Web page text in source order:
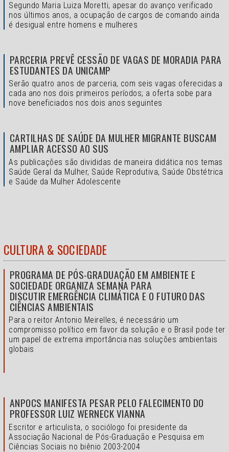
Segundo Maria Luiza Moretti, apesar do avanço verificado
nos últimos anos, a ocupação de cargos de comando ainda
é desigual entre homens e mulheres
PARCERIA PREVÊ CESSÃO DE VAGAS DE MORADIA PARA
ESTUDANTES DA UNICAMP
Serão quatro anos de parceria, com seis vagas oferecidas a
cada ano nos dois primeiros períodos; a oferta sobe para
nove beneficiados nos dois anos seguintes
CARTILHAS DE SAÚDE DA MULHER MIGRANTE BUSCAM
AMPLIAR ACESSO AO SUS
As publicações são divididas de maneira didática nos temas
Saúde Geral da Mulher, Saúde Reprodutiva, Saúde Obstétrica
e Saúde da Mulher Adolescente
CULTURA & SOCIEDADE
PROGRAMA DE PÓS-GRADUAÇÃO EM AMBIENTE E
SOCIEDADE ORGANIZA SEMANA PARA
DISCUTIR EMERGÊNCIA CLIMÁTICA E O FUTURO DAS
CIÊNCIAS AMBIENTAIS
Para o reitor Antonio Meirelles, é necessário um
compromisso político em favor da solução e o Brasil pode ter
um papel de extrema importância nas soluções ambientais
globais
ANPOCS MANIFESTA PESAR PELO FALECIMENTO DO
PROFESSOR LUIZ WERNECK VIANNA
Escritor e articulista, o sociólogo foi presidente da
Associação Nacional de Pós-Graduação e Pesquisa em
Ciências Sociais no biênio 2003-2004